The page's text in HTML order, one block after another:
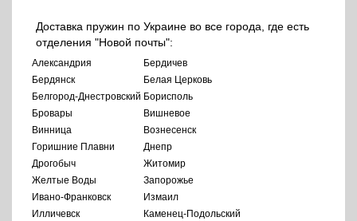
Доставка пружин по Украине во все города, где есть
отделения "Новой почты":
Александрия
Бердичев
Бердянск
Белая Церковь
Белгород-Днестровский Борисполь
Бровары
Вишневое
Винница
Вознесенск
Горишние Плавни
Днепр
Дрогобыч
Житомир
Желтые Воды
Запорожье
Ивано-Франковск
Измаил
Илличевск
Каменец-Подольский